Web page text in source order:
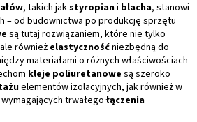
, takich jakstyropiani blacha, stanowi
– od budownictwa po produkcję sprzętu
są tutaj rozwiązaniem, które nie tylko
również elastycznośćniezbędną do
materiałami o różnych właściwościach
kleje poliuretanowe są szeroko
elementów izolacyjnych, jak również w
trwałegołączenia